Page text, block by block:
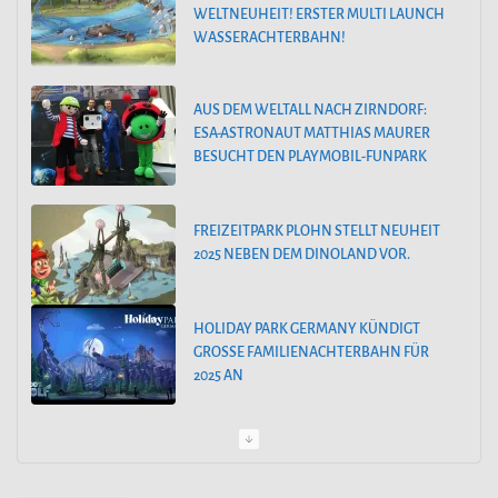
ESA-ASTRONAUT MATTHIAS MAURER
BESUCHT DEN PLAYMOBIL-FUNPARK
FREIZEITPARK PLOHN STELLT NEUHEIT
2025 NEBEN DEM DINOLAND VOR.
GROSSE FAMILIENACHTERBAHN FÜR 2
025 AN
PEPPA PIG PARK OINKTASTISCHE PREMIERE IN GÜNZBURG
30. MÄRZ 2024: SAISONSTART IM FILMPARK BABELSBERG